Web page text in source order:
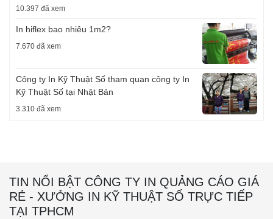
10.397 đã xem
In hiflex bao nhiêu 1m2?
7.670 đã xem
Công ty In Kỹ Thuật Số tham quan công ty In
Kỹ Thuật Số tại Nhật Bản
3.310 đã xem
TIN NỔI BẬT CÔNG TY IN QUẢNG CÁO GIÁ
RẺ - XƯỞNG IN KỸ THUẬT SỐ TRỰC TIẾP
TẠI TPHCM